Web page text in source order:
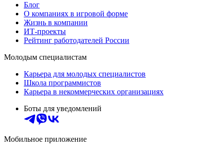
Блог
О компаниях в игровой форме
Жизнь в компании
ИТ-проекты
Рейтинг работодателей России
Молодым специалистам
Карьера для молодых специалистов
Школа программистов
Карьера в некоммерческих организациях
Боты для уведомлений
Мобильное приложение